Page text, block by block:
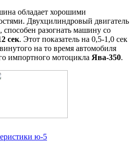
обладает хорошими
Двухцилиндровый двигатель
способен разогнать машину со
сек. Этот показатель на 0,5-1,0 сек
на то время автомобиля
импортного мотоцикла Ява-350.
ю-5